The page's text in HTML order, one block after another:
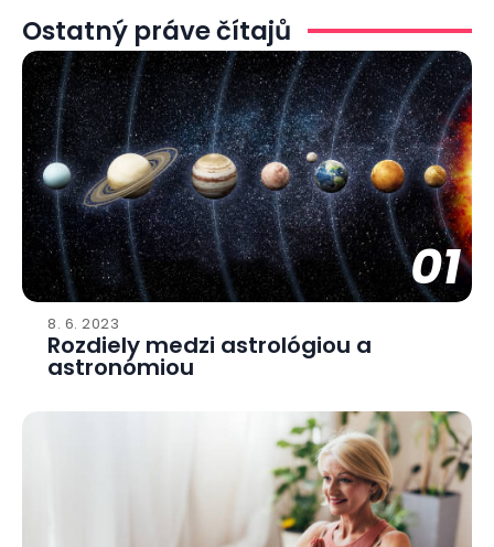
Ostatný práve čítajů
01
8. 6. 2023
Rozdiely medzi astrológiou a
astronómiou